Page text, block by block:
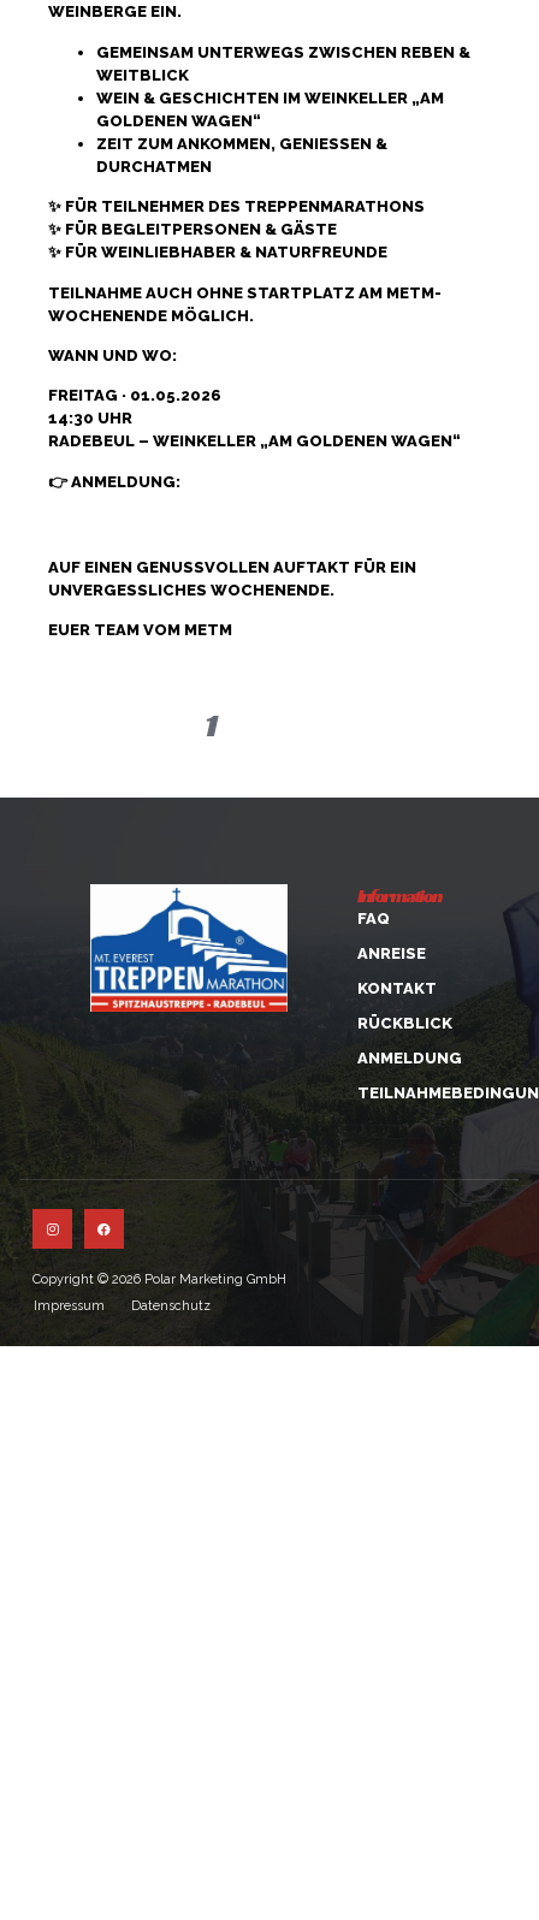
WEINBERGE EIN.
GEMEINSAM UNTERWEGS ZWISCHEN REBEN &
WEITBLICK
WEIN & GESCHICHTEN IM WEINKELLER „AM
GOLDENEN WAGEN“
ZEIT ZUM ANKOMMEN, GENIESSEN & D
URCHATMEN
✨ FÜR TEILNEHMER DES TREPPENMARATHONS
✨ FÜR BEGLEITPERSONEN & GÄSTE
✨ FÜR WEINLIEBHABER & NATURFREUNDE
TEILNAHME AUCH OHNE STARTPLATZ AM METM-
WOCHENENDE MÖGLICH.
WANN UND WO:
FREITAG · 01.05.2026
14:30 UHR
RADEBEUL – WEINKELLER „AM GOLDENEN WAGEN“
👉 ANMELDUNG:
AUF EINEN GENUSSVOLLEN AUFTAKT FÜR EIN
UNVERGESSLICHES WOCHENENDE.
EUER TEAM VOM METM
1
Information
FAQ
ANREISE
KONTAKT
RÜCKBLICK
ANMELDUNG
Impressum Datenschutz
Copyright © 2026 Polar Marketing GmbH